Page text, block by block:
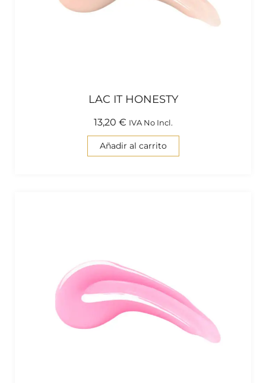
LAC IT HONESTY
13,20 € IVA No Incl.
Añadir al carrito